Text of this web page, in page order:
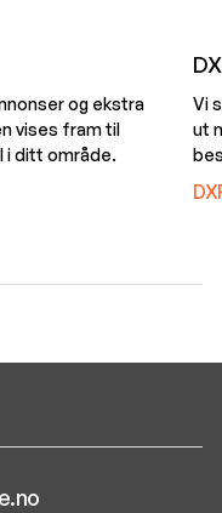
og ekstra
vises fram til
i ditt område.
Vi
ut